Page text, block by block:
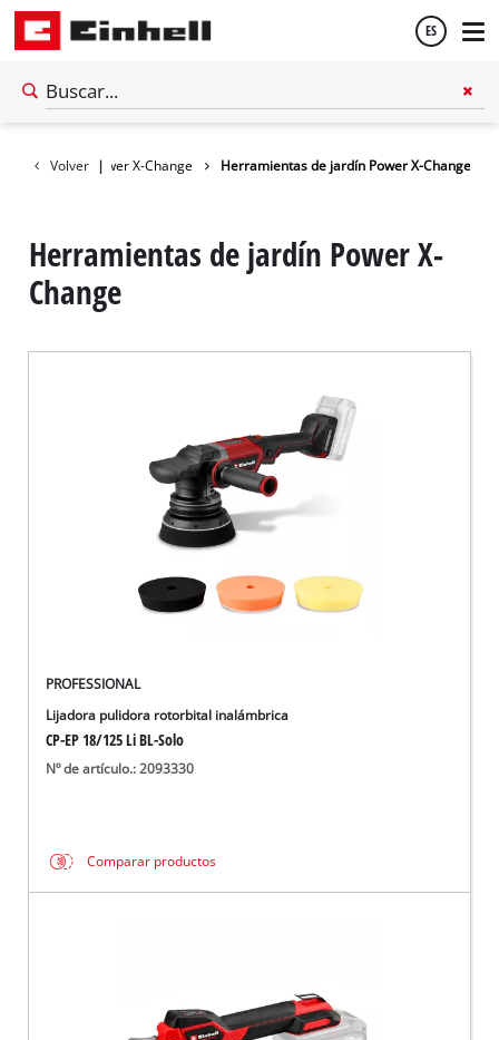
ES
Volver |
Dispositivos Power X-Change Herramientas de jardín Power X-Change
Herramientas de jardín Power X-
Change
PROFESSIONAL
Lijadora pulidora rotorbital inalámbrica
CP-EP 18/125 Li BL-Solo
Nº de artículo.: 2093330
Comparar productos